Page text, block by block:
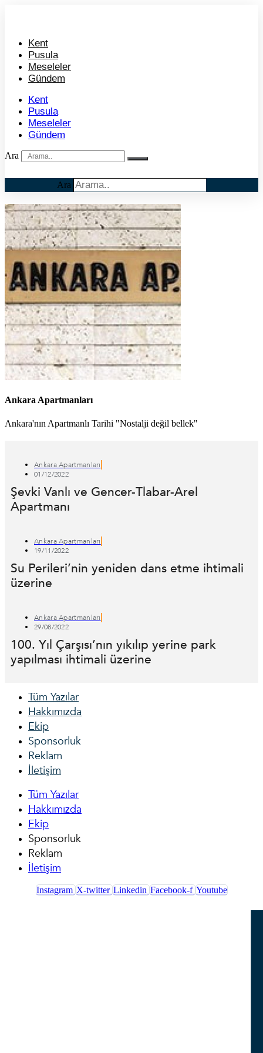
Kent
Pusula
Meseleler
Gündem
Kent
Pusula
Meseleler
Gündem
Ara
Ara
Ankara Apartmanları
Ankara'nın Apartmanlı Tarihi "Nostalji değil bellek"
Ankara Apartmanları
01/12/2022
Şevki Vanlı ve Gencer-Tlabar-Arel
Apartmanı
Ankara Apartmanları
19/11/2022
Su Perileri’nin yeniden dans etme ihtimali
üzerine
Ankara Apartmanları
29/08/2022
100. Yıl Çarşısı’nın yıkılıp yerine park
yapılması ihtimali üzerine
Tüm Yazılar
Hakkımızda
Ekip
Sponsorluk
Reklam
İletişim
Tüm Yazılar
Hakkımızda
Ekip
Sponsorluk
Reklam
İletişim
Instagram X-twitter Linkedin Facebook-f Youtube